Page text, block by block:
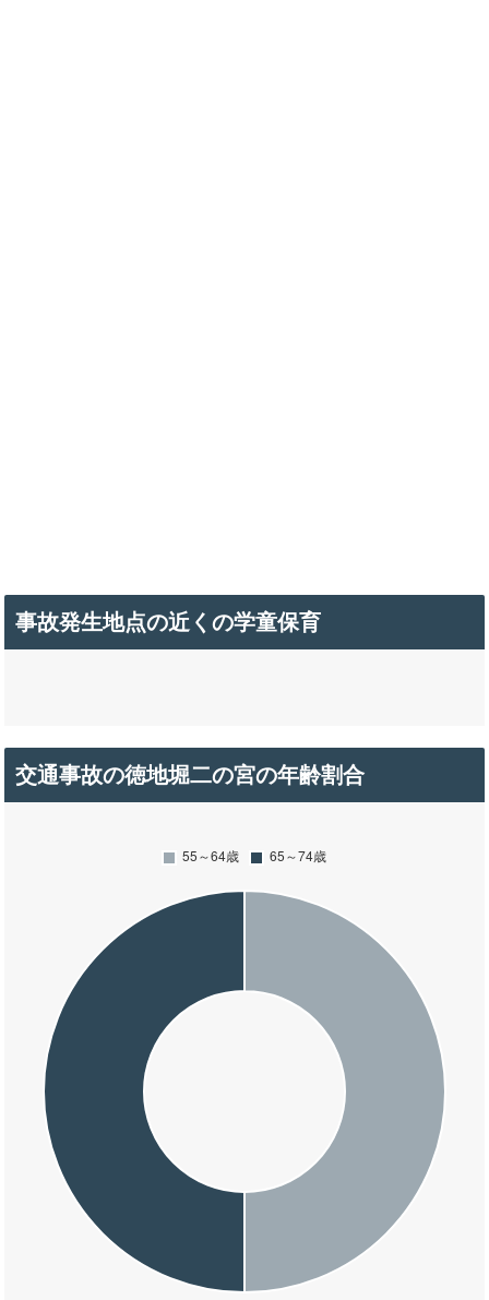
事故発生地点の近くの学童保育
交通事故の徳地堀二の宮の年齢割合